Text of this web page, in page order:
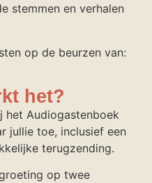
stemmen en verhalen
op de beurzen van:
het?
het Audiogastenboek
jullie toe, inclusief een
terugzending.
op twee